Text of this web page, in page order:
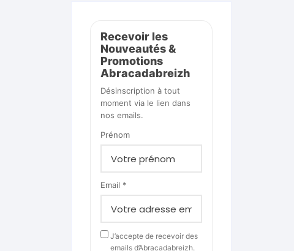
Recevoir les
Nouveautés &
Promotions
Abracadabreizh
Désinscription à tout
moment via le lien dans
nos emails.
Prénom
Email *
J’accepte de recevoir des
emails d’Abracadabreizh.